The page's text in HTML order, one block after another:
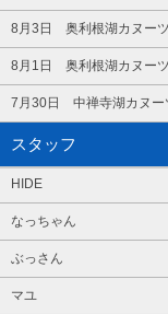
8月3日 奥利根湖カヌー
8月1日 奥利根湖カヌー
7月30日 中禅寺湖カヌー
スタッフ
HIDE
なっちゃん
ぶっさん
マユ